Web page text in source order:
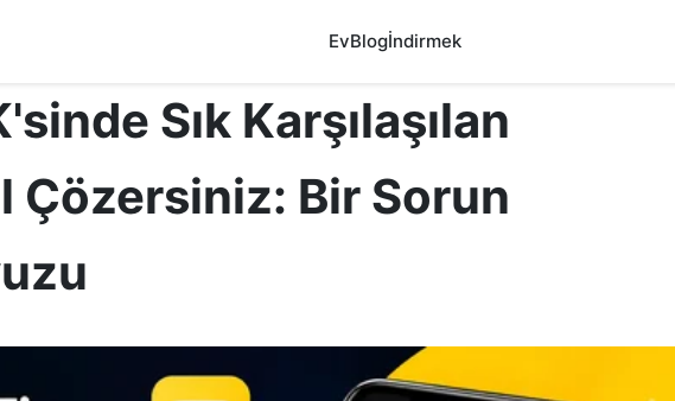
EvBlogİndirmek
Sık Karşılaşılan
Çözersiniz: Bir Sorun